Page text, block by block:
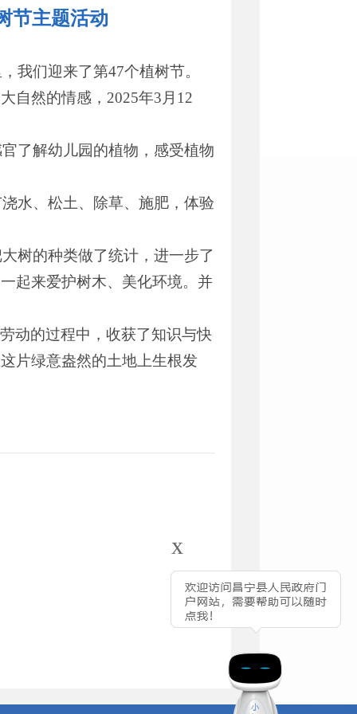
x
节主题活动
我们迎来了第47个植树节。
自然的情感，2025年3月12
了解幼儿园的植物，感受植物
水、松土、除草、施肥，体验
树的种类做了统计，进一步了
起来爱护树木、美化环境。并
动的过程中，收获了知识与快
片绿意盎然的土地上生根发